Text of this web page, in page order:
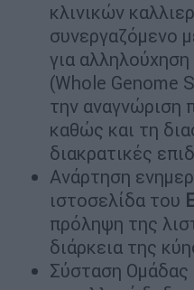
κλινικών
συνεργαζόμενο
για
(Whole Genome
την αναγνώριση
καθώς και τη
διακρατικές
Ανάρτηση
ιστοσελίδα του
πρόληψη της
διάρκεια της
Σύσταση Ομάδας